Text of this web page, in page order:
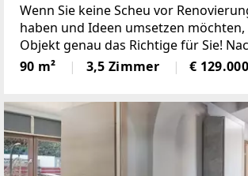
Wenn Sie keine Scheu vor
haben und Ideen umsetzen möchten,
Objekt genau das Richtige für Sie!
Arbeit können Sie die Ruhe und die
gemütlichen Innenhof genießen.Zum
90 m² 3,5 Zimmer € 129.000